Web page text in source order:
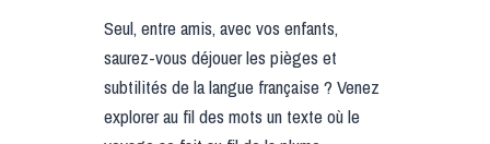
N
O
T
Seul, entre amis, avec vos enfants,
saurez-vous déjouer les pièges et
subtilités de la langue française ? Venez
explorer au fil des mots un texte où le